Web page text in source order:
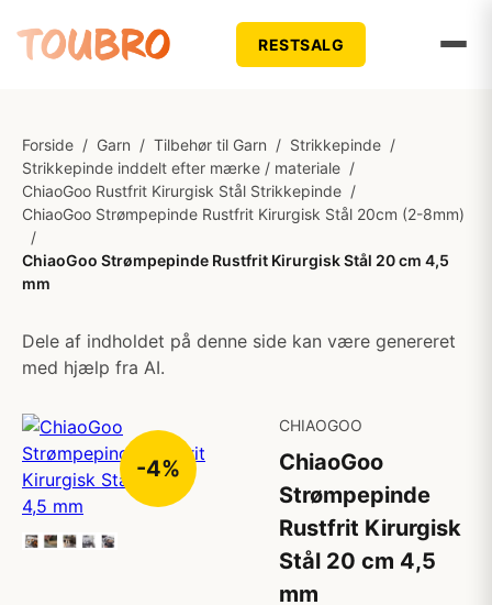
RESTSALG
Forside / Garn / Tilbehør til Garn / Strikkepinde /
Strikkepinde inddelt efter mærke / materiale /
ChiaoGoo Rustfrit Kirurgisk Stål Strikkepinde /
ChiaoGoo Strømpepinde Rustfrit Kirurgisk Stål 20cm (2-8mm)
/
ChiaoGoo Strømpepinde Rustfrit Kirurgisk Stål 20 cm 4,5
mm
Dele af indholdet på denne side kan være genereret
med hjælp fra AI.
-4%
CHIAOGOO
ChiaoGoo
Strømpepinde
Rustfrit Kirurgisk
Stål 20 cm 4,5
mm